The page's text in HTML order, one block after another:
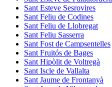
Sant Esteve Sesrovires
Sant Feliu de Codines
Sant Feliu de Llobregat
Sant Feliu Sasserra
Sant Fost de Campsentelles
Sant Fruitós de Bages
Sant Hipòlit de Voltregà
Sant Iscle de Vallalta
Sant Jaume de Frontanyà